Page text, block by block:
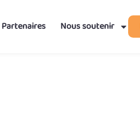
Partenaires Nous soutenir